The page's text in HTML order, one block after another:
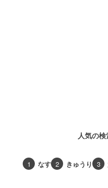
人気の
1 なす 2 きゅうり 3